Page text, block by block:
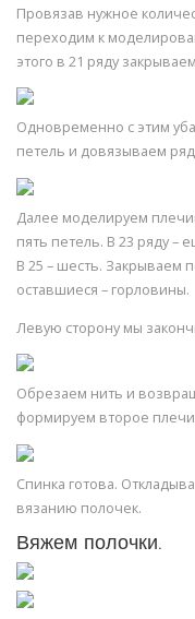
Провязав нужное
переходим к
этого в 21 ряду
Одновременно с этим
петель и довязываем
Далее моделируем
пять петель. В 23 ряду –
В 25 – шесть. Закрываем
оставшиеся – горловины.
Левую сторону мы
Обрезаем нить и
формируем второе
Спинка готова.
вязанию полочек.
Вяжем полочки.